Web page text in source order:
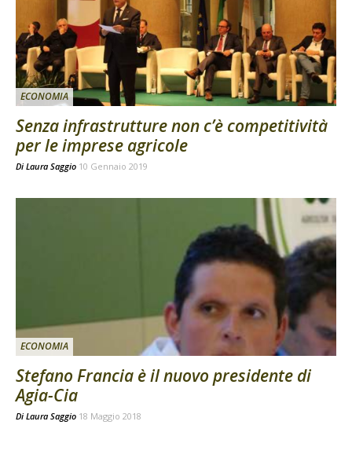
ECONOMIA
Senza infrastrutture non c’è competitività
per le imprese agricole
Di Laura Saggio 10 Gennaio 2019
ECONOMIA
Stefano Francia è il nuovo presidente di
Agia-Cia
Di Laura Saggio 18 Maggio 2018